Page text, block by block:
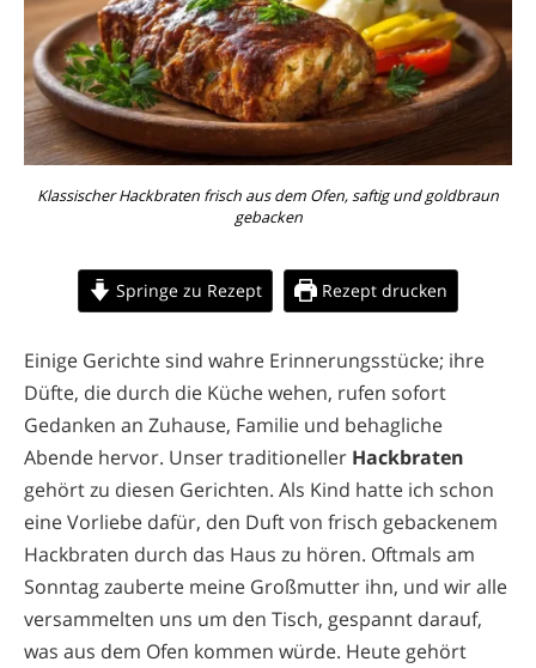
Klassischer Hackbraten frisch aus dem Ofen, saftig und goldbraun
gebacken
Springe zu Rezept Rezept drucken
Einige Gerichte sind wahre Erinnerungsstücke; ihre
Düfte, die durch die Küche wehen, rufen sofort
Gedanken an Zuhause, Familie und behagliche
Abende hervor. Unser traditioneller Hackbraten
gehört zu diesen Gerichten. Als Kind hatte ich schon
eine Vorliebe dafür, den Duft von frisch gebackenem
Hackbraten durch das Haus zu hören. Oftmals am
Sonntag zauberte meine Großmutter ihn, und wir alle
versammelten uns um den Tisch, gespannt darauf,
was aus dem Ofen kommen würde. Heute gehört